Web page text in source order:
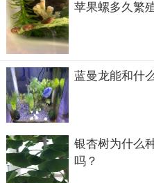
婚床一般多大尺寸吉利
1.8*2m,因为买婚床还要涉
西，所以买1.8*2m的人是最多
子都快要2米了，显然2米不
定制，卧室很大的话选择一
苹果螺多久繁
蓝曼龙能和什
银杏树为什么
吗？